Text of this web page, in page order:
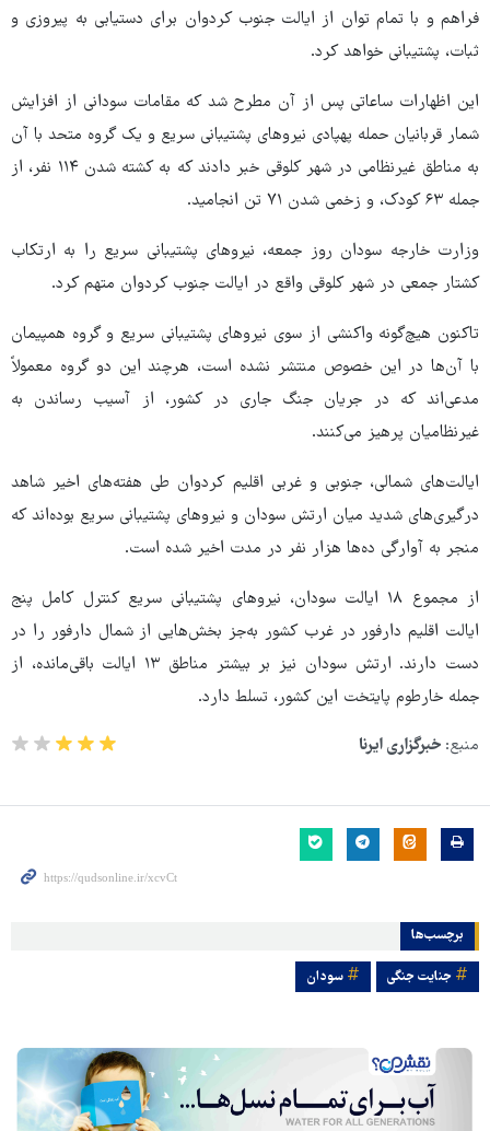
فراهم و با تمام توان از ایالت جنوب کردوان برای دستیابی به پیروزی و
ثبات، پشتیبانی خواهد کرد.
این اظهارات ساعاتی پس از آن مطرح شد که مقامات سودانی از افزایش
شمار قربانیان حمله پهپادی نیروهای پشتیبانی سریع و یک گروه متحد با آن
به مناطق غیرنظامی در شهر کلوقی خبر دادند که به کشته شدن ۱۱۴ نفر، از
جمله ۶۳ کودک، و زخمی شدن ۷۱ تن انجامید.
وزارت خارجه سودان روز جمعه، نیروهای پشتیبانی سریع را به ارتکاب
کشتار جمعی در شهر کلوقی واقع در ایالت جنوب کردوان متهم کرد.
تاکنون هیچ‌گونه واکنشی از سوی نیروهای پشتیبانی سریع و گروه همپیمان
با آن‌ها در این خصوص منتشر نشده است، هرچند این دو گروه معمولاً
مدعی‌اند که در جریان جنگ جاری در کشور، از آسیب رساندن به
غیرنظامیان پرهیز می‌کنند.
ایالت‌های شمالی، جنوبی و غربی اقلیم کردوان طی هفته‌های اخیر شاهد
درگیری‌های شدید میان ارتش سودان و نیروهای پشتیبانی سریع بوده‌اند که
منجر به آوارگی ده‌ها هزار نفر در مدت اخیر شده است.
از مجموع ۱۸ ایالت سودان، نیروهای پشتیبانی سریع کنترل کامل پنج
ایالت اقلیم دارفور در غرب کشور به‌جز بخش‌هایی از شمال دارفور را در
دست دارند. ارتش سودان نیز بر بیشتر مناطق ۱۳ ایالت باقی‌مانده، از
جمله خارطوم پایتخت این کشور، تسلط دارد.
منبع: خبرگزاری ایرنا
برچسب‌ها
جنایت جنگی سودان